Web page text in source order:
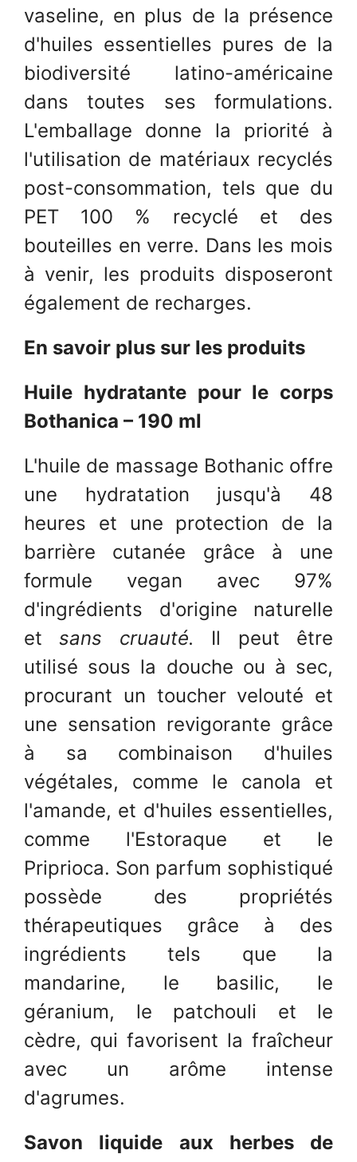
vaseline, en plus de la présence
d'huiles essentielles pures de la
biodiversité latino-américaine
dans toutes ses formulations.
L'emballage donne la priorité à
l'utilisation de matériaux recyclés
post-consommation, tels que du
PET 100 % recyclé et des
bouteilles en verre. Dans les mois
à venir, les produits disposeront
également de recharges.
En savoir plus sur les produits
Huile hydratante pour le corps
Bothanica – 190 ml
L'huile de massage Bothanic offre
une hydratation jusqu'à 48
heures et une protection de la
barrière cutanée grâce à une
formule vegan avec 97%
d'ingrédients d'origine naturelle
etsans cruauté. Il peut être
utilisé sous la douche ou à sec,
procurant un toucher velouté et
une sensation revigorante grâce
à sa combinaison d'huiles
végétales, comme le canola et
l'amande, et d'huiles essentielles,
comme l'Estoraque et le
Priprioca. Son parfum sophistiqué
possède des propriétés
thérapeutiques grâce à des
ingrédients tels que la
mandarine, le basilic, le
géranium, le patchouli et le
cèdre, qui favorisent la fraîcheur
avec un arôme intense
d'agrumes.
Savon liquide aux herbes de